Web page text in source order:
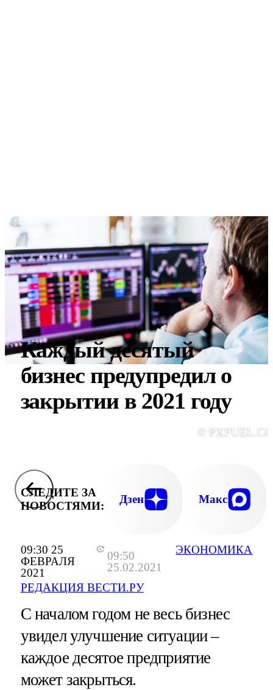
09:30 25
ФЕВРАЛЯ
2021
09:50
25.02.2021
РЕДАКЦИЯ ВЕСТИ.РУ
ЭКОНОМИКА
Каждый десятый
бизнес предупредил о
закрытии в 2021 году
©
СЛЕДИТЕ ЗА
НОВОСТЯМИ:
Дзен Макс
С началом годом не весь бизнес
увидел улучшение ситуации –
каждое десятое предприятие
может закрыться.